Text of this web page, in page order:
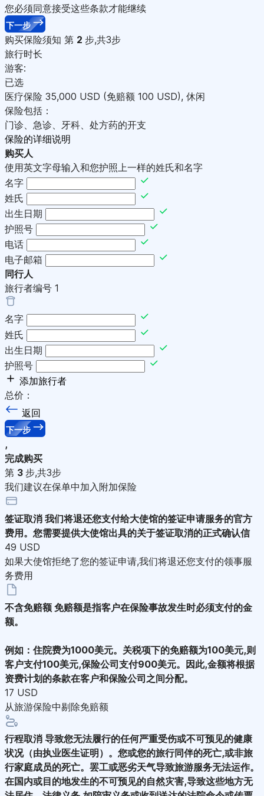
您必须同意接受这些条款才能继续
下一步
购买保险须知 第 2 步,共3步
旅行时长
游客:
已选
医疗保险 35,000 USD (免赔额 100 USD), 休闲
保险包括：
门诊、急诊、牙科、处方药的开支
保险的详细说明
购买人
使用英文字母输入和您护照上一样的姓氏和名字
名字
姓氏
出生日期
护照号
电话
电子邮箱
同行人
旅行者编号 1
名字
姓氏
出生日期
护照号
添加旅行者
总价：
返回
下一步
,
完成购买
第 3 步,共3步
我们建议在保单中加入附加保险
签证取消 我们将退还您支付给大使馆的签证申请服务的官方
费用。您需要提供大使馆出具的关于签证取消的正式确认信
49 USD
如果大使馆拒绝了您的签证申请,我们将退还您支付的领事服
务费用
不含免赔额 免赔额是指客户在保险事故发生时必须支付的金
额。
例如：住院费为1000美元。关税项下的免赔额为100美元,则
客户支付100美元,保险公司支付900美元。因此,金额将根据
资费计划的条款在客户和保险公司之间分配。
17 USD
从旅游保险中剔除免赔额
行程取消 导致您无法履行的任何严重受伤或不可预见的健康
状况（由执业医生证明）。您或您的旅行同伴的死亡,或非旅
行家庭成员的死亡。罢工或恶劣天气导致旅游服务无法运作。
在国内或目的地发生的不可预见的自然灾害,导致这些地方无